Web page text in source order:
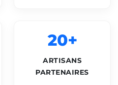
20+
ARTISANS
PARTENAIRES